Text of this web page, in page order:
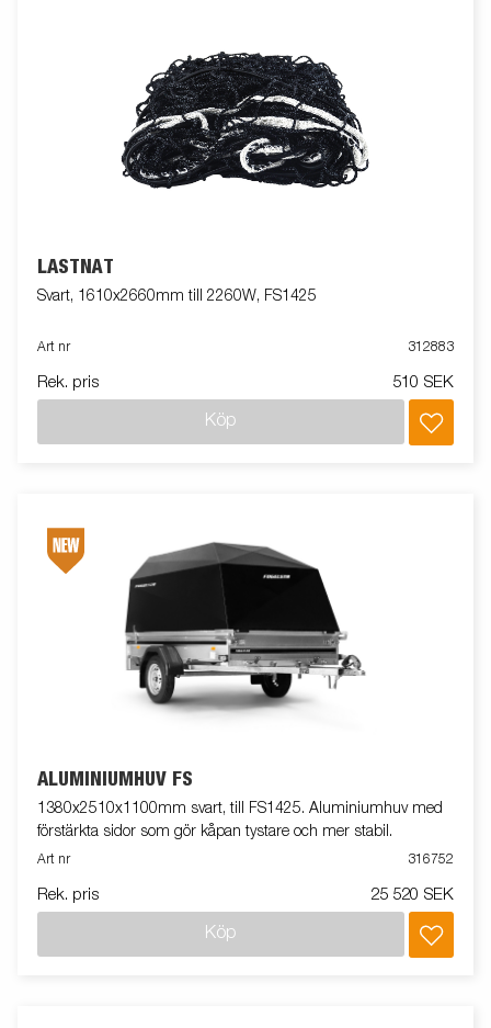
LASTNÄT
Svart, 1610x2660mm till 2260W, FS1425
Art nr 312883
Rek. pris 510 SEK
Köp
ALUMINIUMHUV FS
1380x2510x1100mm svart, till FS1425. Aluminiumhuv med
förstärkta sidor som gör kåpan tystare och mer stabil.
Art nr 316752
Rek. pris 25 520 SEK
Köp